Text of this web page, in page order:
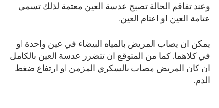
وعند تفاقم الحالة تصبح عدسة العين معتمة لذلك تسمى
عتامة العين او اعتام العين.
يمكن ان يصاب المريض بالمياه البيضاء في عين واحدة او
في كلاهما. كما من المتوقع ان تتضرر عدسة العين بالكامل
ان كان المريض مصاب بالسكري المزمن او ارتفاع ضغط
الدم.